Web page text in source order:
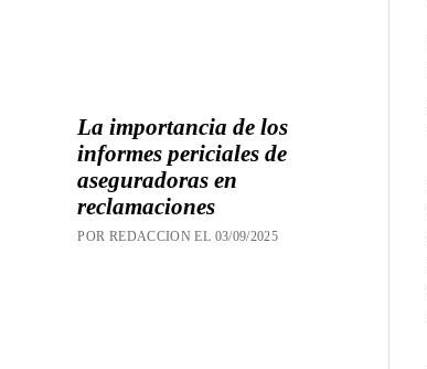
La importancia de los
informes periciales de
aseguradoras en
reclamaciones
POR REDACCION EL 03/09/2025